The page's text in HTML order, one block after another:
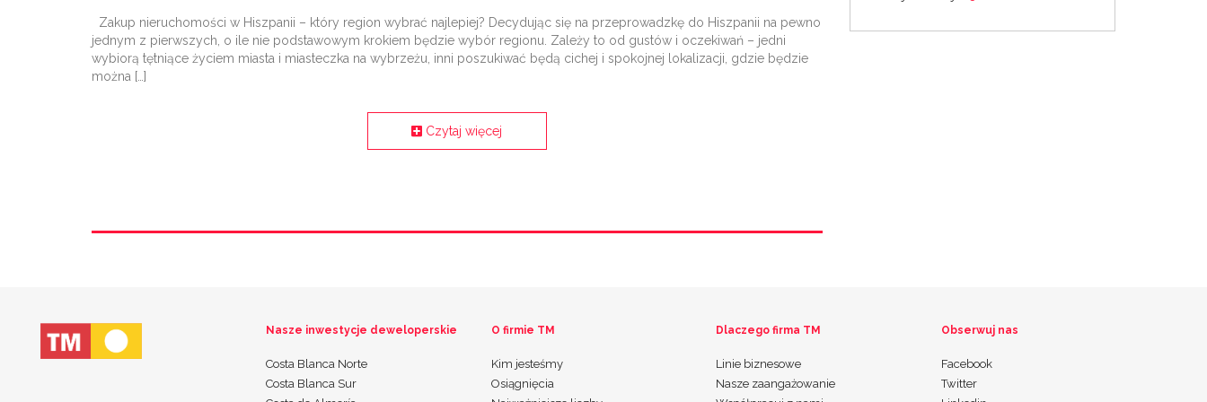
Zakup nieruchomości w Hiszpanii – który region wybrać najlepiej? Decydując się na przeprowadzkę do Hiszpanii na pewno
jednym z pierwszych, o ile nie podstawowym krokiem będzie wybór regionu. Zależy to od gustów i oczekiwań – jedni
wybiorą tętniące życiem miasta i miasteczka na wybrzeżu, inni poszukiwać będą cichej i spokojnej lokalizacji, gdzie będzie
można […]
Czytaj więcej
Nasze inwestycje deweloperskie
Costa Blanca Norte
Costa Blanca Sur
O firmie TM
Kim jesteśmy
Osiągnięcia
Dlaczego firma TM
Linie biznesowe
Nasze zaangażowanie
Obserwuj nas
Facebook
Twitter